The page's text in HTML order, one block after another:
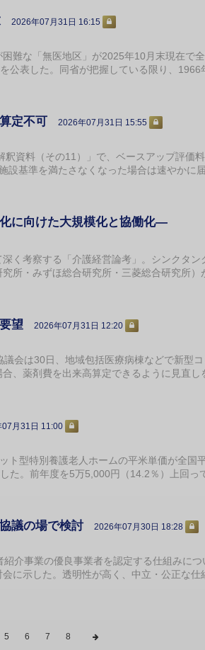
2026年07月31日 16:15
難な「無医地区」が2025年10月末現在で
公表した。同省が把握している限り、1966
定不可 2026年07月31日 15:55
資料（その11）」で、ベースアップ評価
設基準を満たさなくなった場合は速やかに
に向けた大規模化と協働化―
く考察する「介護経営論考」。シンクタン
所・みずほ総合研究所・三菱総合研究所）
望 2026年07月31日 12:20
会は30日、地域包括医療病棟などで新型コ
、薬剤費を出来高算定できるように見直し
月31日 11:00
型特別養護老人ホームの平米単価が全国
た。前年度を5万5,000円（14.2％）上回っ
議の場で検討 2026年07月30日 18:28
介事業の優良事業者を認定する仕組みにつ
に示した。透明性が高く、中立・公正な仕
5 6 7 8